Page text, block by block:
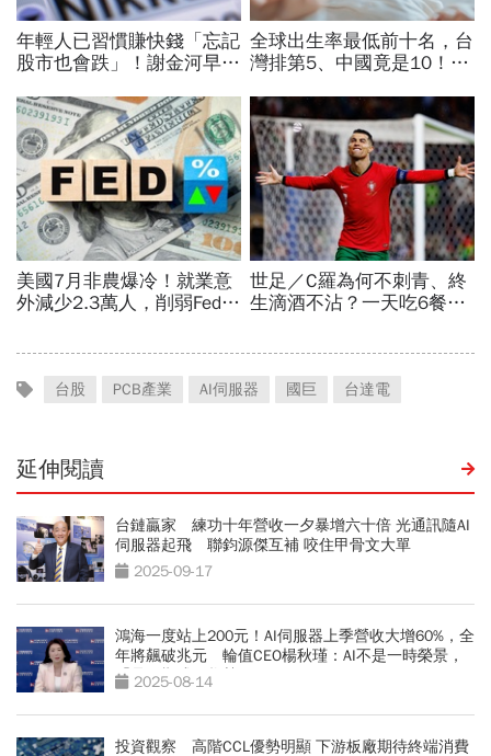
台股 PCB產業 AI伺服器 國巨 台達電
延伸閱讀
台鏈贏家 練功十年營收一夕暴增六十倍 光通訊隨AI
伺服器起飛 聯鈞源傑互補 咬住甲骨文大單
2025-09-17
鴻海一度站上200元！AI伺服器上季營收大增60%，全
年將飆破兆元 輪值CEO楊秋瑾：AI不是一時榮景，
「是長期成長趨勢」
2025-08-14
投資觀察 高階CCL優勢明顯 下游板廠期待終端消費